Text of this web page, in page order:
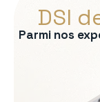
DSI
Parmi nos